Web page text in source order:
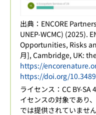
出典：ENCORE
UNEP-WCMC) (2025).
Opportunities, Risks
月], Cambridge, UK:
https://
https://doi.org/
ライセンス：CC BY-
イセンスの対象であり
では提供されていません